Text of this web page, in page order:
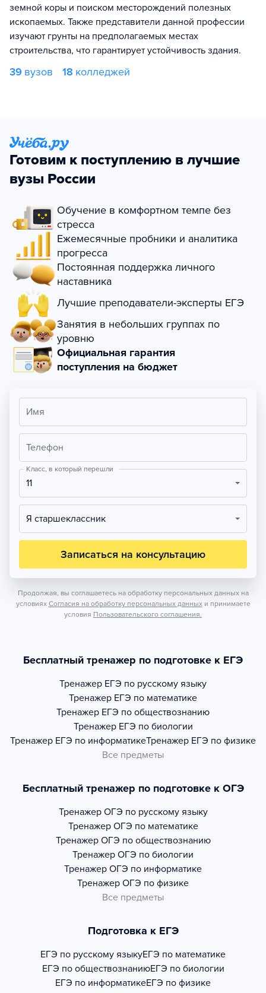
земной коры и поиском месторождений полезных
ископаемых. Также представители данной профессии
изучают грунты на предполагаемых местах
строительства, что гарантирует устойчивость здания.
39 вузов 18 колледжей
Готовим к поступлению в лучшие
вузы России
Обучение в комфортном темпе без
стресса
Ежемесячные пробники и аналитика
прогресса
Постоянная поддержка личного
наставника
Лучшие преподаватели-эксперты ЕГЭ
Занятия в небольших группах по
уровню
Официальная гарантия
поступления на бюджет
Имя
Телефон
Класс, в который перешли
11
Я старшеклассник
Записаться на консультацию
Продолжая, вы соглашаетесь на обработку персональных данных на
условиях Согласия на обработку персональных данных и принимаете
условия Пользовательского соглашения.
Бесплатный тренажер по подготовке к ЕГЭ
Тренажер ЕГЭ по русскому языку
Тренажер ЕГЭ по математике
Тренажер ЕГЭ по обществознанию
Тренажер ЕГЭ по биологии
Тренажер ЕГЭ по информатикеТренажер ЕГЭ по физике
Все предметы
Бесплатный тренажер по подготовке к ОГЭ
Тренажер ОГЭ по русскому языку
Тренажер ОГЭ по математике
Тренажер ОГЭ по обществознанию
Тренажер ОГЭ по биологии
Тренажер ОГЭ по информатике
Тренажер ОГЭ по физике
Все предметы
Подготовка к ЕГЭ
ЕГЭ по русскому языкуЕГЭ по математике
ЕГЭ по обществознаниюЕГЭ по биологии
ЕГЭ по информатикеЕГЭ по физике